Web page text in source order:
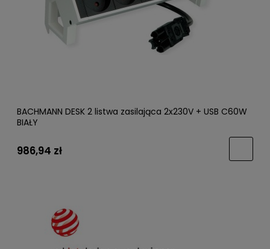
BACHMANN DESK 2 listwa zasilająca 2x230V + USB C60W
BIAŁY
986,94 zł